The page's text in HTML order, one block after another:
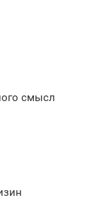
смысл